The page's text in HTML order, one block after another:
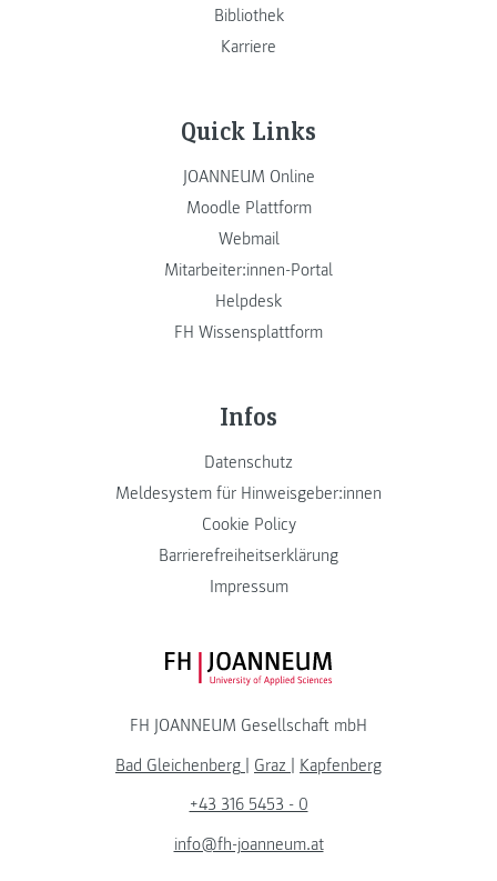
Bibliothek
Karriere
Quick Links
JOANNEUM Online
Moodle Plattform
Webmail
Mitarbeiter:innen-Portal
Helpdesk
FH Wissensplattform
Infos
Datenschutz
Meldesystem für Hinweisgeber:innen
Cookie Policy
Barrierefreiheitserklärung
Impressum
FH JOANNEUM Logo
FH JOANNEUM Gesellschaft mbH
Bad Gleichenberg | Graz | Kapfenberg
+43 316 5453 - 0
info@fh-joanneum.at